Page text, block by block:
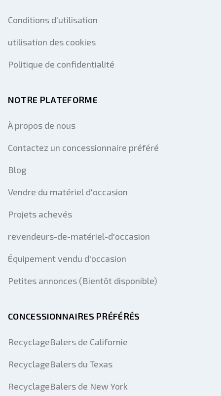
Conditions d'utilisation
utilisation des cookies
Politique de confidentialité
NOTRE PLATEFORME
À propos de nous
Contactez un concessionnaire préféré
Blog
Vendre du matériel d'occasion
Projets achevés
revendeurs-de-matériel-d'occasion
Équipement vendu d'occasion
Petites annonces (Bientôt disponible)
CONCESSIONNAIRES PRÉFÉRÉS
RecyclageBalers de Californie
RecyclageBalers du Texas
RecyclageBalers de New York